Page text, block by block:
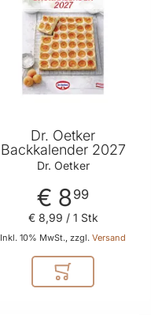
Dr. Oetker
Backkalender 2027
Dr. Oetker
€ 899
Inkl. 10% MwSt., zzgl. Versand
€ 8,99 / 1 Stk
In den